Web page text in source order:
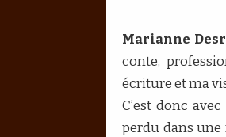
Marianne
conte,
écriture et ma
C’est donc
perdu dans une